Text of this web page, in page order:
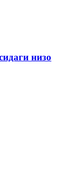
низо